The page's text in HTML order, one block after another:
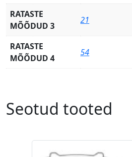
RATASTE
MÕÕDUD 3
21
RATASTE
MÕÕDUD 4
54
Seotud tooted